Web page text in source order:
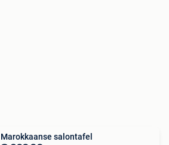
Marokkaanse salontafel